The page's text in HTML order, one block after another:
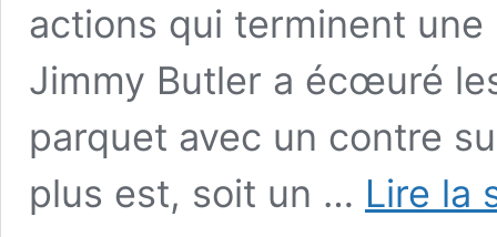
actions qui terminent
Jimmy Butler a écœuré
parquet avec un contre
plus est, soit un … Lire la